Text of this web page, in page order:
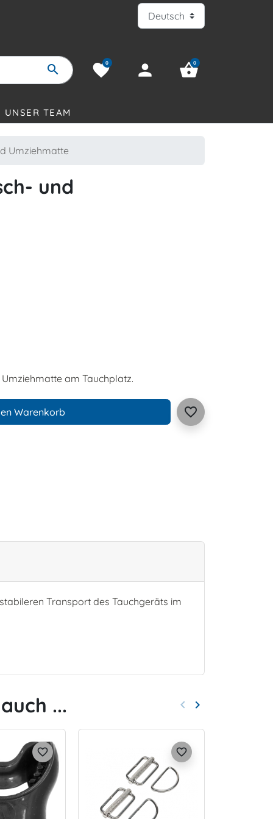
search favorite
0 person shopping_basket
0
UNSER TEAM
Umziehmatte
und
am Tauchplatz.
Warenkorb favorite_border
Transport des Tauchgeräts im
... Zurück
keyboard_arrow_left Weiter
keyboard_arrow_right
favorite_border favorite_border